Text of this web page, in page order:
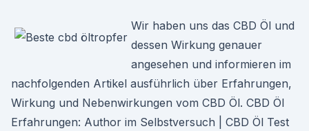
Wir haben uns das CBD Öl und
dessen Wirkung genauer
angesehen und informieren im
nachfolgenden Artikel ausführlich über Erfahrungen,
Wirkung und Nebenwirkungen vom CBD Öl. CBD Öl
Erfahrungen: Author im Selbstversuch | CBD Öl Test